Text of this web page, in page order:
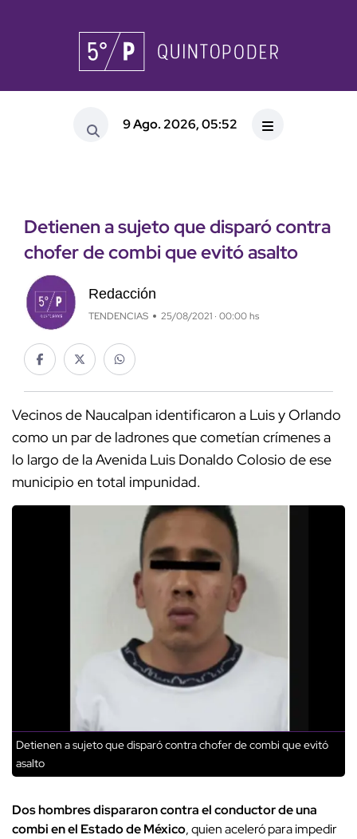
9 Ago. 2026, 05:52
Detienen a sujeto que disparó contra
chofer de combi que evitó asalto
Redacción
TENDENCIAS 25/08/2021 · 00:00 hs
Vecinos de Naucalpan identificaron a Luis y Orlando
como un par de ladrones que cometían crímenes a
lo largo de la Avenida Luis Donaldo Colosio de ese
municipio en total impunidad.
Detienen a sujeto que disparó contra chofer de combi que evitó
asalto
Dos hombres dispararon contra el conductor de una
combi en el Estado de México, quien aceleró para impedir